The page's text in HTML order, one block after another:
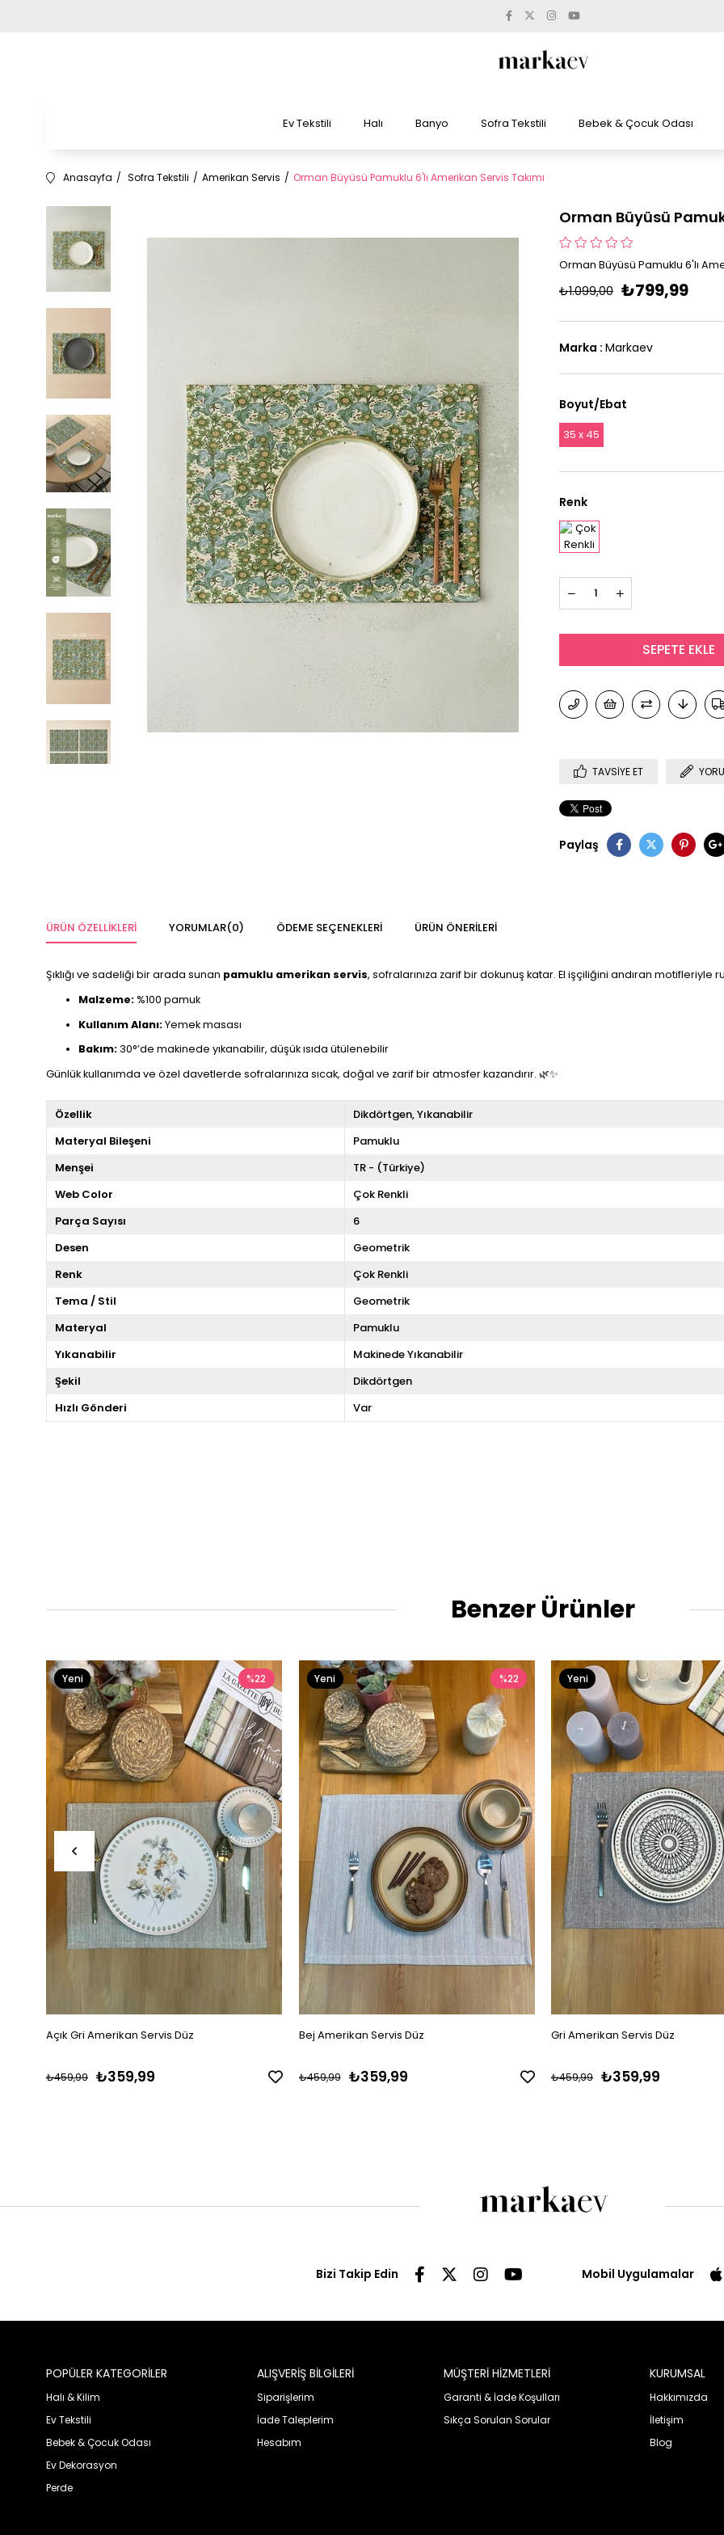
Ev Tekstili Halı Banyo Sofra Tekstili Bebek & Çocuk Odası
Anasayfa Sofra Tekstili Amerikan Servis Orman Büyüsü Pamuklu 6'lı Amerikan Servis Takımı
Orman Büyüsü
Orman Büyüsü Pamuklu 6'lı
₺1.099,00 ₺799,99
Marka : Markaev
Boyut/Ebat
35 x 45
Renk
TAVSIYE ET
Paylaş
ÜRÜN ÖZELLIKLERI YORUMLAR(0) ÖDEME SEÇENEKLERI ÜRÜN ÖNERILERI
Şıklığı ve sadeliği bir arada sunan pamuklu amerikan servis, sofralarınıza zarif bir dokunuş katar. El işçiliğini andıran
Malzeme:%100 pamuk
Kullanım Alanı:Yemek masası
Bakım: 30°’de makinede yıkanabilir, düşük ısıda ütülenebilir
Günlük kullanımda ve özel davetlerde sofralarınıza sıcak, doğal ve zarif bir atmosfer kazandırır. 🌿✨
Özellik Dikdörtgen Yıkanabilir
Materyal Bileşeni
Pamuklu
Menşei
TR - (Türkiye)
Web Color
Çok Renkli
Parça Sayısı
6
Desen
Geometrik
Renk
Çok Renkli
Tema / Stil
Geometrik
Materyal
Pamuklu
Yıkanabilir
Makinede Yıkanabilir
Şekil
Dikdörtgen
Hızlı Gönderi
Var
Benzer Ürünler
Açık Gri Amerikan Servis Düz
₺359,99
₺459,99
%22
Yeni
Ürün
Bej Amerikan Servis Düz
₺359,99
₺459,99
%22
Yeni
Ürün
Gri Amerikan Servis Düz
₺359,99
₺459,99
Yeni
Ürün
Bizi Takip Edin Mobil Uygulamalar
POPÜLER KATEGORİLER
Halı & Kilim
Ev Tekstili
Bebek & Çocuk Odası
Ev Dekorasyon
Perde
ALIŞVERİŞ BİLGİLERİ
Siparişlerim
İade Taleplerim
Hesabım
MÜŞTERİ HİZMETLERİ
Garanti & İade Koşulları
Sıkça Sorulan Sorular
KURUMSAL
Hakkımızda
İletişim
Blog